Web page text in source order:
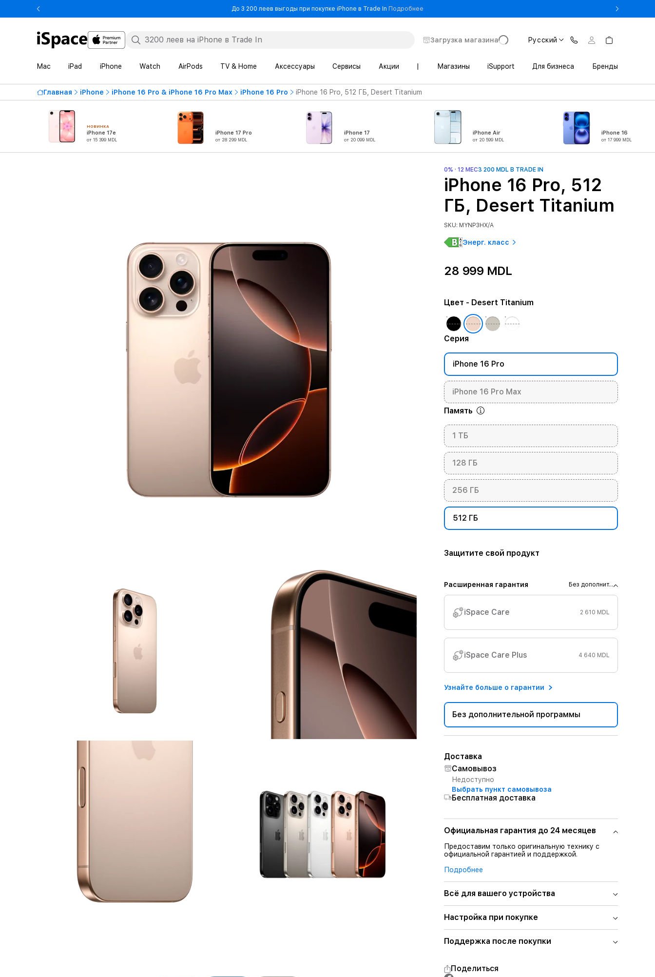
До 3 200 леев выгоды при покупке iPhone в Trade In Подробнее
Загрузка магазина Русский
Mac iPad iPhone Watch AirPods TV & Home Аксессуары Сервисы Акции Магазины iSupport Для бизнеса Бренды
Главная iPhone iPhone 16 Pro & iPhone 16 Pro Max iPhone 16 Pro iPhone 16 Pro, 512 ГБ, Desert Titanium
НОВИНКА
iPhone 17e
от 15 399 MDL
iPhone 17 Pro
от 28 299 MDL
iPhone 17
от 20 099 MDL
iPhone Air
от 20 599 MDL
iPhone 16
от 17 999 MDL
0% · 12 МЕС3 200 MDL В TRADE IN
iPhone 16 Pro, 512
ГБ, Desert Titanium
SKU: MYNP3HX/A
Энерг. класс
28 999 MDL
Серия
iPhone 16 Pro
iPhone 16 Pro Max
Память
1 ТБ
128 ГБ
256 ГБ
512 ГБ
Цвет - Desert Titanium
Защитите свой продукт
Расширенная гарантия Без дополнит...
iSpace Care 2 610 MDL
iSpace Care Plus 4 640 MDL
Узнайте больше о гарантии
Без дополнительной программы
Доставка
Самовывоз
Недоступно
Выбрать пункт самовывоза
Бесплатная доставка
Официальная гарантия до 24 месяцев
Предоставим только оригинальную технику с
официальной гарантией и поддержкой.
Подробнее
Всё для вашего устройства
Настройка при покупке
Поддержка после покупки
Поделиться